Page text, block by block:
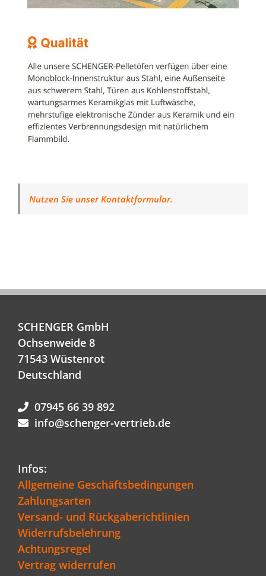
Nutzen Sie unser Kontaktformular.
SCHENGER GmbH
Ochsenweide 8
71543 Wüstenrot
Deutschland
07945 66 39 892
info@schenger-vertrieb.de
Infos:
Allgemeine Geschäftsbedingungen
Zahlungsarten
Versand- und Rückgaberichtlinien
Widerrufsbelehrung
Achtungsregel
Vertrag widerrufen